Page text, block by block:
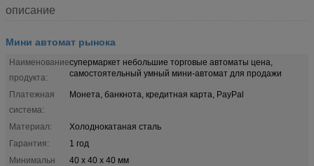
описание
Мини автомат рынока
Наименование
продукта:
супермаркет небольшие торговые автоматы цена,
самостоятельный умный мини-автомат для продажи
Платежная
система:
Монета, банкнота, кредитная карта, PayPal
Материал:
Холоднокатаная сталь
Гарантия:
1 год
Минимальн
40 x 40 x 40 мм